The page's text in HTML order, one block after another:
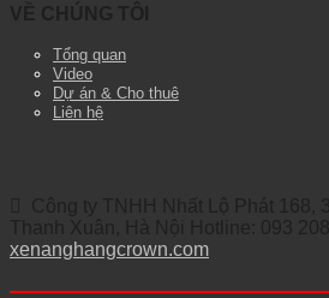
Tổng quan
Video
Dự án & Cho thuê
Liên hệ
xenanghangcrown.com